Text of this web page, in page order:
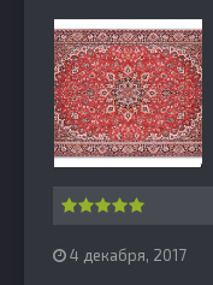
4 декабря, 2017